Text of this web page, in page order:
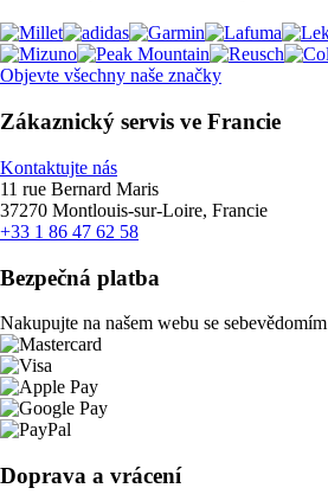
Objevte všechny naše značky
Zákaznický servis ve Francie
Kontaktujte nás
11 rue Bernard Maris
37270 Montlouis-sur-Loire, Francie
+33 1 86 47 62 58
Bezpečná platba
Nakupujte na našem webu se sebevědomím
Doprava a vrácení